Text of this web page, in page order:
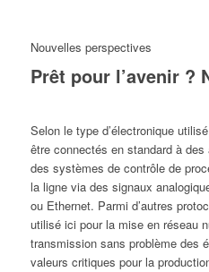
Nouvelles perspectives
Prêt pour l’avenir ?
Selon le type d’électronique
être connectés en standard à
des systèmes de contrôle de
la ligne via des signaux
ou Ethernet. Parmi d’autres
utilisé ici pour la mise en réseau
transmission sans problème des
valeurs critiques pour la